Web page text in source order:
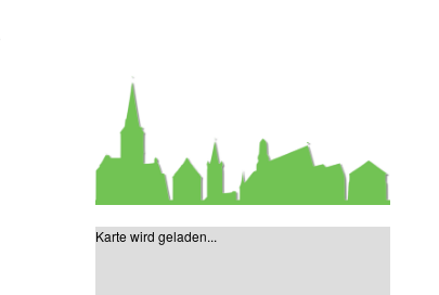
Karte wird geladen...